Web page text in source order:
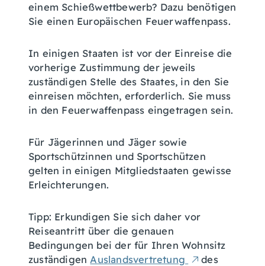
einem Schießwettbewerb? Dazu benötigen
Sie einen Europäischen Feuerwaffenpass.
In einigen Staaten ist vor der Einreise die
vorherige Zustimmung der jeweils
zuständigen Stelle des Staates, in den Sie
einreisen möchten, erforderlich. Sie muss
in den Feuerwaffenpass eingetragen sein.
Für Jägerinnen und Jäger sowie
Sportschützinnen und Sportschützen
gelten in einigen Mitgliedstaaten gewisse
Erleichterungen.
Tipp: Erkundigen Sie sich daher vor
Reiseantritt über die genauen
Bedingungen bei der für Ihren Wohnsitz
zuständigenAuslandsvertretung
des